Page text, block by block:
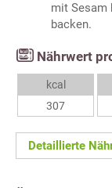
mit Sesam
backen.
Nährwert
kcal
307
Detaillierte